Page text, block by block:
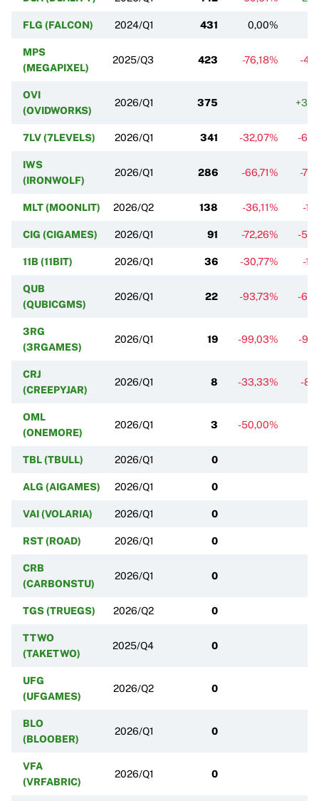
FLG (FALCON) 2024/Q1 431 0,00%
MPS
(MEGAPIXEL)
2025/Q3 423 -76,18% -
OVI
(OVIDWORKS)
2026/Q1 375
7LV (7LEVELS) 2026/Q1 341 -32,07% -
IWS
(IRONWOLF)
2026/Q1 286 -66,71% -
MLT (MOONLIT) 2026/Q2 138 -36,11% -
CIG (CIGAMES) 2026/Q1 91 -72,26% -
11B (11BIT) 2026/Q1 36 -30,77% -
QUB
(QUBICGMS)
2026/Q1 22 -93,73% -
3RG
(3RGAMES)
2026/Q1 19 -99,03% -
CRJ
(CREEPYJAR)
2026/Q1 8 -33,33% -
OML
(ONEMORE)
2026/Q1 3 -50,00%
TBL (TBULL) 2026/Q1 0
ALG (AIGAMES) 2026/Q1 0
VAI (VOLARIA) 2026/Q1 0
RST (ROAD) 2026/Q1 0
CRB
(CARBONSTU)
2026/Q1 0
TGS (TRUEGS) 2026/Q2 0
TTWO
(TAKETWO)
2025/Q4 0
UFG
(UFGAMES)
2026/Q2 0
BLO
(BLOOBER)
2026/Q1 0
VFA
(VRFABRIC)
2026/Q1 0